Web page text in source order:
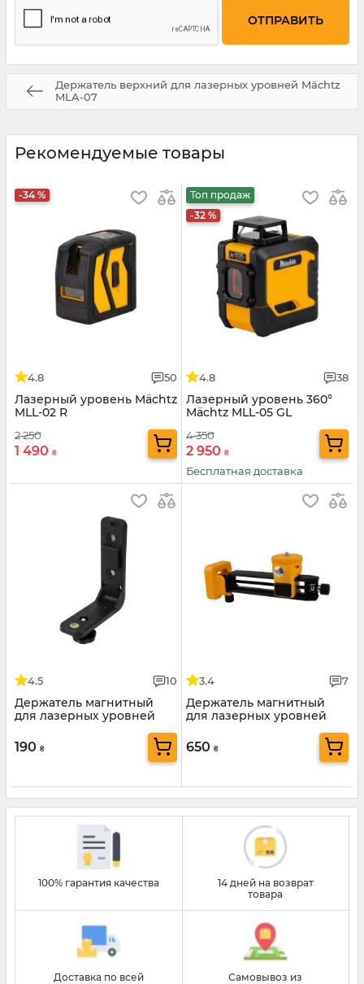
Держатель верхний для лазерных уровней Mächtz
MLA-07
Рекомендуемые товары
-34 %
4.8 50
Лазерный уровень Mächtz
MLL-02 R
2 250
1 490 ₴
Топ продаж
-32 %
4.8 38
Лазерный уровень 360°
Mächtz MLL-05 GL
4 350
2 950 ₴
Бесплатная доставка
4.5 10
Держатель магнитный
для лазерных уровней
190 ₴
3.4 7
Держатель магнитный
для лазерных уровней
650 ₴
100% гарантия качества
14 дней на возврат
товара
Доставка по всей
Самовывоз из